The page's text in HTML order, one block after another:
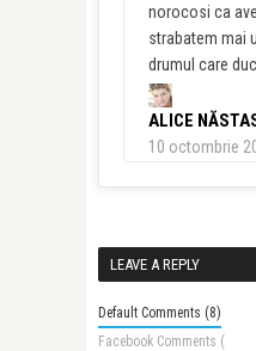
norocosi ca
strabatem mai
drumul care
ALICE
10 octombrie
LEAVE A REPLY
Default Comments (8)
Facebook Comments (